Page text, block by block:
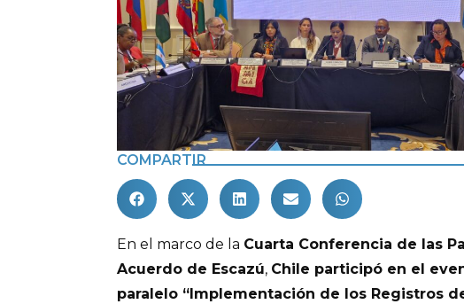
COMPARTIR
En el marco de la Cuarta Conferencia de las
Acuerdo de Escazú, Chile participó en el
paralelo “Implementación de los Registros